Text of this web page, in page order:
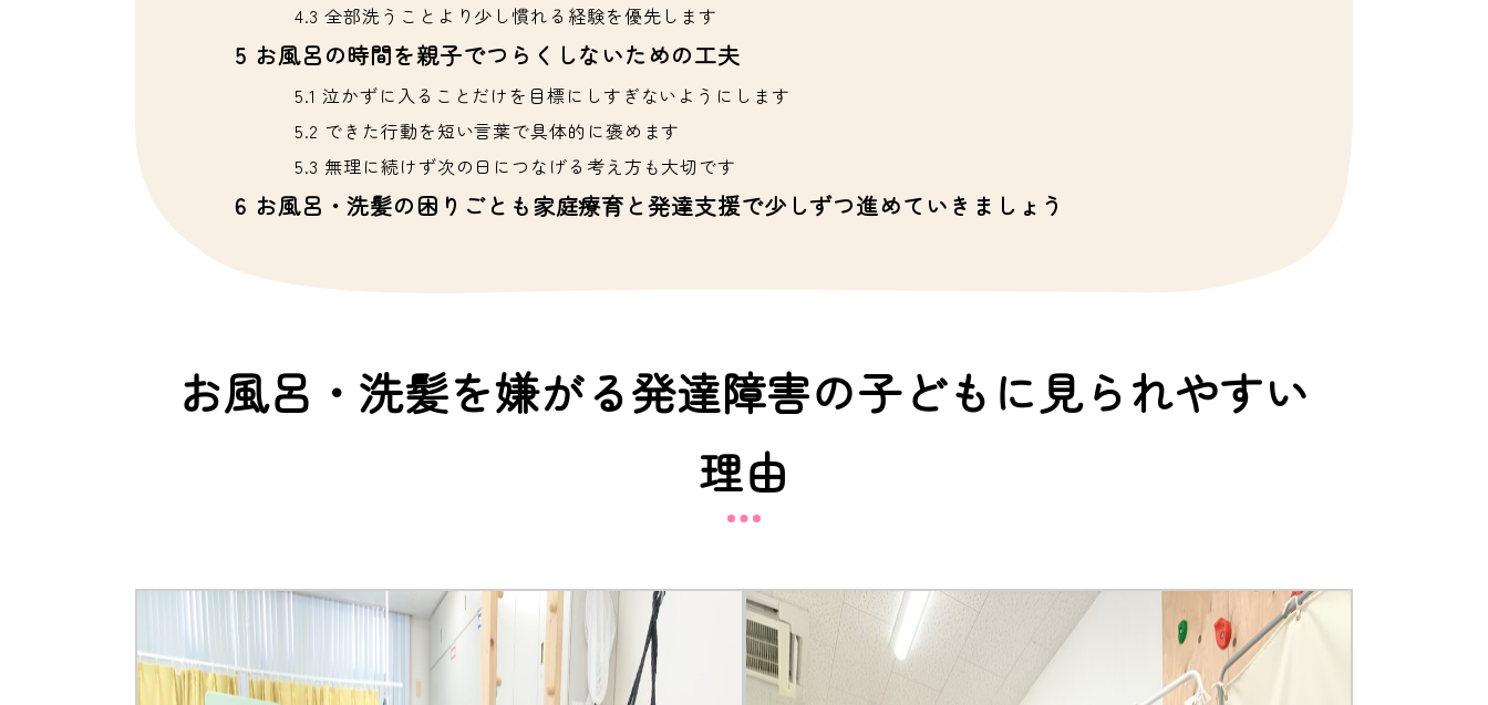
4.3 全部洗うことより少し慣れる経験を優先します
5 お風呂の時間を親子でつらくしないための工夫
5.1 泣かずに入ることだけを目標にしすぎないようにします
5.2 できた行動を短い言葉で具体的に褒めます
5.3 無理に続けず次の日につなげる考え方も大切です
6 お風呂・洗髪の困りごとも家庭療育と発達支援で少しずつ進めていきましょう
お風呂・洗髪を嫌がる発達障害の子どもに見られやすい
理由